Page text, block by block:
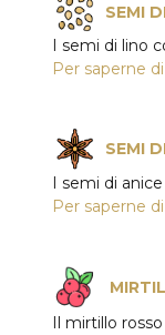
SEMI
I semi di lino
Per saperne
SEMI
I semi di
Per saperne
Il mirtillo